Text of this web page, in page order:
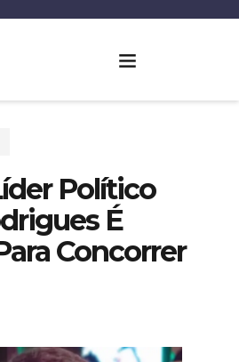
Político
É
Concorrer